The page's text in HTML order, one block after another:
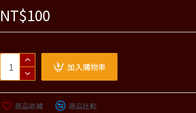
NT$100
加入購物車
商品收藏 商品比較